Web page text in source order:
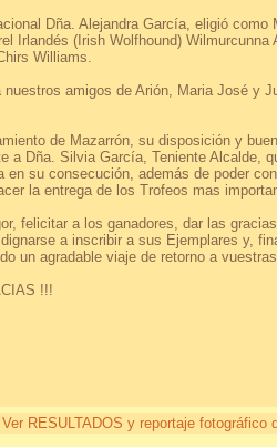
Dña. Alejandra García, eligió como
Irlandés (Irish Wolfhound) Wilmurcunna
Williams.
amigos de Arión, Maria José y
de Mazarrón, su disposición y
a Dña. Silvia García, Teniente Alcalde,
en su consecución, además de poder
la entrega de los Trofeos mas
felicitar a los ganadores, dar las
a inscribir a sus Ejemplares y,
un agradable viaje de retorno a
!!!
RESULTADOS y reportaje fotográfico